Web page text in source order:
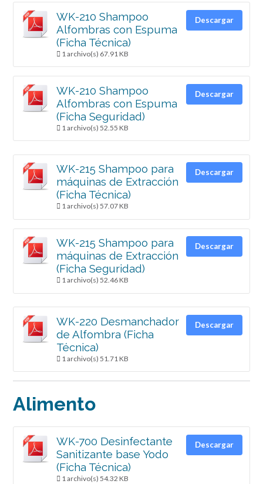
WK-210 Shampoo
Alfombras con Espuma
(Ficha Técnica)
1 archivo(s) 67.91 KB
Descargar
WK-210 Shampoo
Alfombras con Espuma
(Ficha Seguridad)
1 archivo(s) 52.55 KB
Descargar
WK-215 Shampoo para
máquinas de Extracción
(Ficha Técnica)
1 archivo(s) 57.07 KB
Descargar
WK-215 Shampoo para
máquinas de Extracción
(Ficha Seguridad)
1 archivo(s) 52.46 KB
Descargar
WK-220 Desmanchador
de Alfombra (Ficha
Técnica)
1 archivo(s) 51.71 KB
Descargar
Alimento
WK-700 Desinfectante
Sanitizante base Yodo
(Ficha Técnica)
1 archivo(s) 54.32 KB
Descargar